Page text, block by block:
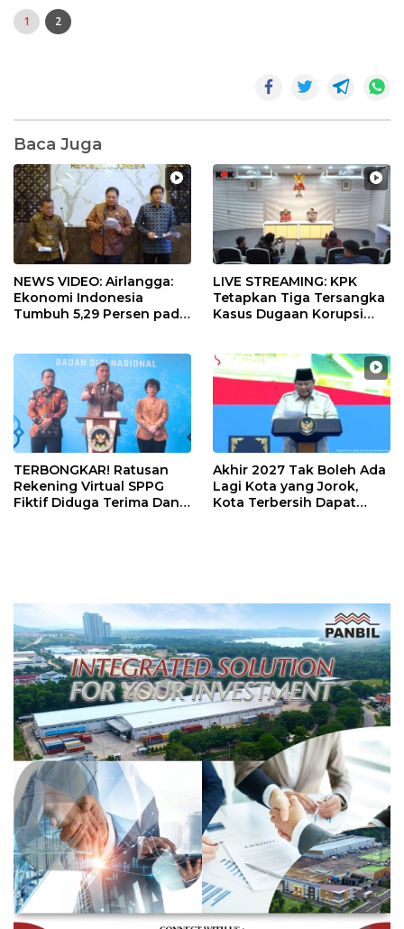
1 2
Baca Juga
NEWS VIDEO: Airlangga:
Ekonomi Indonesia
Tumbuh 5,29 Persen pada
LIVE STREAMING: KPK
Tetapkan Tiga Tersangka
Kasus Dugaan Korupsi
TERBONGKAR! Ratusan
Rekening Virtual SPPG
Fiktif Diduga Terima Dana
Akhir 2027 Tak Boleh Ada
Lagi Kota yang Jorok,
Kota Terbersih Dapat